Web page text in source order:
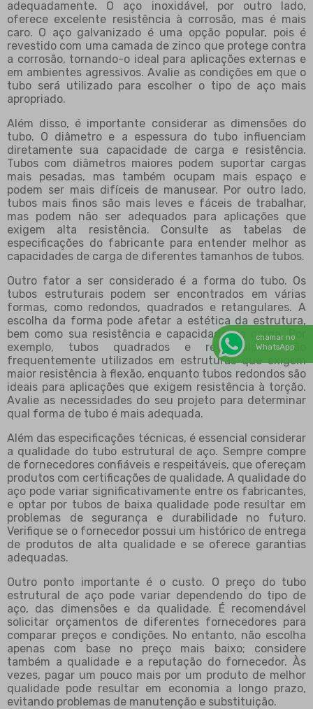
adequadamente. O aço inoxidável, por outro lado,
oferece excelente resistência à corrosão, mas é mais
caro. O aço galvanizado é uma opção popular, pois é
revestido com uma camada de zinco que protege contra
a corrosão, tornando-o ideal para aplicações externas e
em ambientes agressivos. Avalie as condições em que o
tubo será utilizado para escolher o tipo de aço mais
apropriado.
Além disso, é importante considerar as dimensões do
tubo. O diâmetro e a espessura do tubo influenciam
diretamente sua capacidade de carga e resistência.
Tubos com diâmetros maiores podem suportar cargas
mais pesadas, mas também ocupam mais espaço e
podem ser mais difíceis de manusear. Por outro lado,
tubos mais finos são mais leves e fáceis de trabalhar,
mas podem não ser adequados para aplicações que
exigem alta resistência. Consulte as tabelas de
especificações do fabricante para entender melhor as
capacidades de carga de diferentes tamanhos de tubos.
Outro fator a ser considerado é a forma do tubo. Os
tubos estruturais podem ser encontrados em várias
formas, como redondos, quadrados e retangulares. A
escolha da forma pode afetar a estética da estrutura,
bem como sua resistência e capacidade de carga. Por
exemplo, tubos quadrados e retangulares são
frequentemente utilizados em estruturas que exigem
maior resistência à flexão, enquanto tubos redondos são
ideais para aplicações que exigem resistência à torção.
Avalie as necessidades do seu projeto para determinar
qual forma de tubo é mais adequada.
Além das especificações técnicas, é essencial considerar
a qualidade do tubo estrutural de aço. Sempre compre
de fornecedores confiáveis e respeitáveis, que ofereçam
produtos com certificações de qualidade. A qualidade do
aço pode variar significativamente entre os fabricantes,
e optar por tubos de baixa qualidade pode resultar em
problemas de segurança e durabilidade no futuro.
Verifique se o fornecedor possui um histórico de entrega
de produtos de alta qualidade e se oferece garantias
adequadas.
Outro ponto importante é o custo. O preço do tubo
estrutural de aço pode variar dependendo do tipo de
aço, das dimensões e da qualidade. É recomendável
solicitar orçamentos de diferentes fornecedores para
comparar preços e condições. No entanto, não escolha
apenas com base no preço mais baixo; considere
também a qualidade e a reputação do fornecedor. Às
vezes, pagar um pouco mais por um produto de melhor
qualidade pode resultar em economia a longo prazo,
evitando problemas de manutenção e substituição.
chamar no
WhatsApp